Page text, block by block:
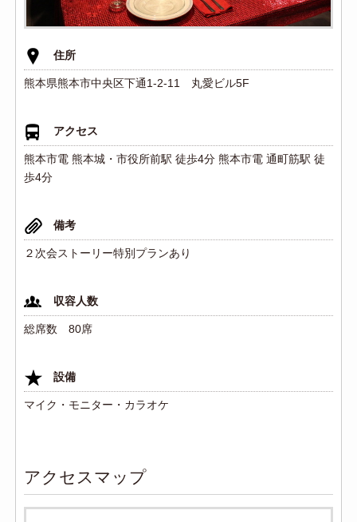
住所
熊本県熊本市中央区下通1-2-11 丸愛ビル5F
アクセス
熊本市電 熊本城・市役所前駅 徒歩4分 熊本市電 通町筋駅 徒
歩4分
備考
２次会ストーリー特別プランあり
収容人数
総席数 80席
設備
マイク・モニター・カラオケ
アクセスマップ